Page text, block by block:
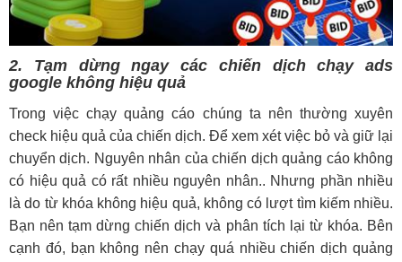
2. Tạm dừng ngay các chiến dịch chạy ads
google không hiệu quả
Trong việc chạy quảng cáo chúng ta nên thường xuyên
check hiệu quả của chiến dịch. Để xem xét việc bỏ và giữ lại
chuyển dịch. Nguyên nhân của chiến dịch quảng cáo không
có hiệu quả có rất nhiều nguyên nhân.. Nhưng phần nhiều
là do từ khóa không hiệu quả, không có lượt tìm kiếm nhiều.
Bạn nên tạm dừng chiến dịch và phân tích lại từ khóa. Bên
cạnh đó, bạn không nên chạy quá nhiều chiến dịch quảng